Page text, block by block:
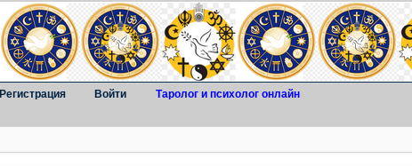
Регистрация Войти Таролог и психолог онлайн